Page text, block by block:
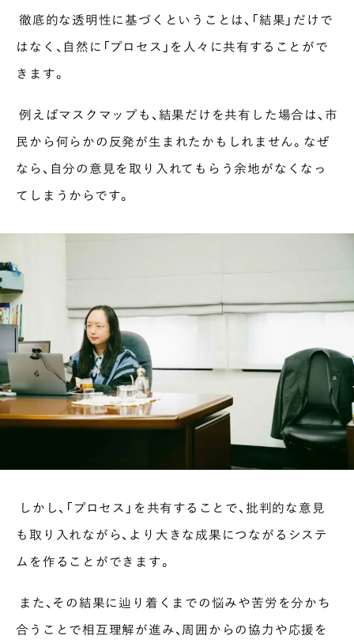
徹底的な透明性に基づくということは、「結果」だけで
はなく、自然に「プロセス」を人々に共有することがで
きます。
例えばマスクマップも、結果だけを共有した場合は、市
民から何らかの反発が生まれたかもしれません。なぜ
なら、自分の意見を取り入れてもらう余地がなくなっ
てしまうからです。
しかし、「プロセス」を共有することで、批判的な意見
も取り入れながら、より大きな成果につながるシステ
ムを作ることができます。
また、その結果に辿り着くまでの悩みや苦労を分かち
合うことで相互理解が進み、周囲からの協力や応援を